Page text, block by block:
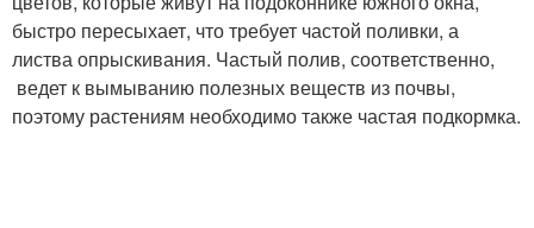
быстро пересыхает, что требует частой поливки, а
листва опрыскивания. Частый полив, соответственно,
ведет к вымыванию полезных веществ из почвы,
поэтому растениям необходимо также частая подкормка.